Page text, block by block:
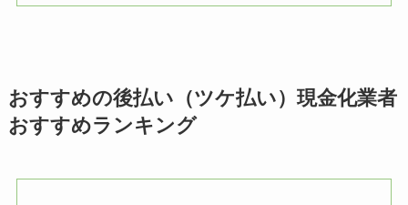
おすすめの後払い（ツケ払い）現金化業者
おすすめランキング